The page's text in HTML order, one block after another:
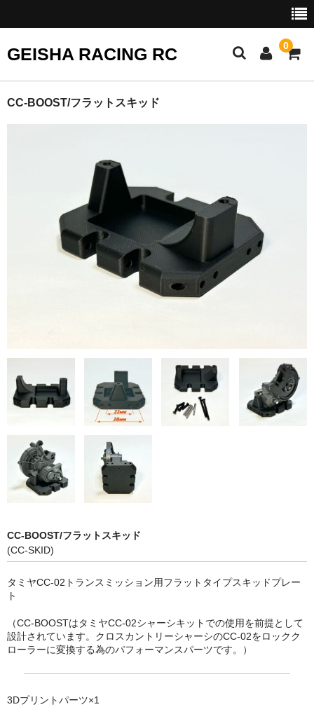
GEISHA RACING RC 0
HOME
COMP RULES
Shopping Help
CC-BOOST/フラットスキッド
CC-BOOST/フラットスキッド
(CC-SKID)
タミヤCC-02トランスミッション用フラットタイプスキッドプレー
ト
（CC-BOOSTはタミヤCC-02シャーシキットでの使用を前提として
設計されています。クロスカントリーシャーシのCC-02をロックク
ローラーに変換する為のパフォーマンスパーツです。）
3Dプリントパーツ×1